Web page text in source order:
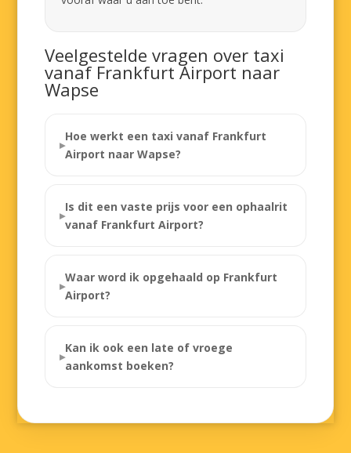
Veelgestelde vragen over taxi
vanaf Frankfurt Airport naar
Wapse
Hoe werkt een taxi vanaf Frankfurt
Airport naar Wapse?
Is dit een vaste prijs voor een ophaalrit
vanaf Frankfurt Airport?
Waar word ik opgehaald op Frankfurt
Airport?
Kan ik ook een late of vroege
aankomst boeken?